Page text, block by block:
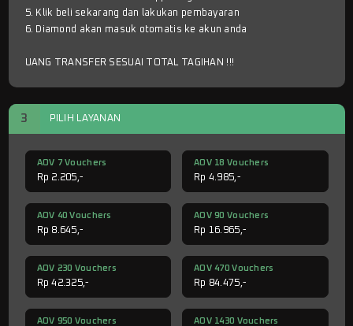
5. Klik beli sekarang dan lakukan pembayaran
6. Diamond akan masuk otomatis ke akun anda
UANG TRANSFER SESUAI TOTAL TAGIHAN !!!
3 PILIH LAYANAN
AOV 7 Vouchers
Rp 2.205,-
AOV 18 Vouchers
Rp 4.985,-
AOV 40 Vouchers
Rp 8.645,-
AOV 90 Vouchers
Rp 16.965,-
AOV 230 Vouchers
Rp 42.325,-
AOV 470 Vouchers
Rp 84.475,-
AOV 950 Vouchers AOV 1430 Vouchers